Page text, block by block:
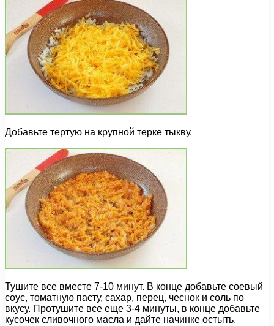
Добавьте тертую на крупной терке тыкву.
Тушите все вместе 7-10 минут. В конце добавьте соевый
соус, томатную пасту, сахар, перец, чеснок и соль по
вкусу. Протушите все еще 3-4 минуты, в конце добавьте
кусочек сливочного масла и дайте начинке остыть.